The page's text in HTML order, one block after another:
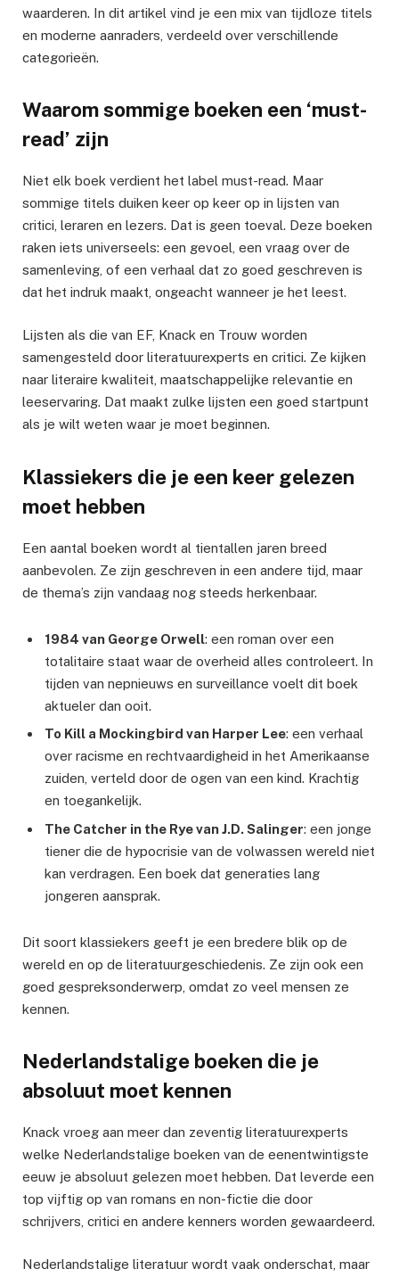
waarderen. In dit artikel vind je een mix van tijdloze titels
en moderne aanraders, verdeeld over verschillende
categorieën.
Waarom sommige boeken een ‘must-
read’ zijn
Niet elk boek verdient het label must-read. Maar
sommige titels duiken keer op keer op in lijsten van
critici, leraren en lezers. Dat is geen toeval. Deze boeken
raken iets universeels: een gevoel, een vraag over de
samenleving, of een verhaal dat zo goed geschreven is
dat het indruk maakt, ongeacht wanneer je het leest.
Lijsten als die van EF, Knack en Trouw worden
samengesteld door literatuurexperts en critici. Ze kijken
naar literaire kwaliteit, maatschappelijke relevantie en
leeservaring. Dat maakt zulke lijsten een goed startpunt
als je wilt weten waar je moet beginnen.
Klassiekers die je een keer gelezen
moet hebben
Een aantal boeken wordt al tientallen jaren breed
aanbevolen. Ze zijn geschreven in een andere tijd, maar
de thema’s zijn vandaag nog steeds herkenbaar.
1984 van George Orwell: een roman over een
totalitaire staat waar de overheid alles controleert. In
tijden van nepnieuws en surveillance voelt dit boek
aktueler dan ooit.
To Kill a Mockingbird van Harper Lee: een verhaal
over racisme en rechtvaardigheid in het Amerikaanse
zuiden, verteld door de ogen van een kind. Krachtig
en toegankelijk.
The Catcher in the Rye van J.D. Salinger: een jonge
tiener die de hypocrisie van de volwassen wereld niet
kan verdragen. Een boek dat generaties lang
jongeren aansprak.
Dit soort klassiekers geeft je een bredere blik op de
wereld en op de literatuurgeschiedenis. Ze zijn ook een
goed gespreksonderwerp, omdat zo veel mensen ze
kennen.
Nederlandstalige boeken die je
absoluut moet kennen
Knack vroeg aan meer dan zeventig literatuurexperts
welke Nederlandstalige boeken van de eenentwintigste
eeuw je absoluut gelezen moet hebben. Dat leverde een
top vijftig op van romans en non-fictie die door
schrijvers, critici en andere kenners worden gewaardeerd.
Nederlandstalige literatuur wordt vaak onderschat, maar